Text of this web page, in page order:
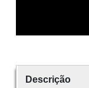
Descrição